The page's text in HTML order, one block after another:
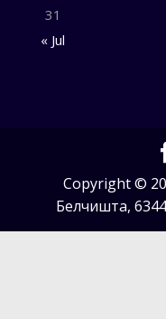
31
« Jul
Copyright ©
Белчишта,